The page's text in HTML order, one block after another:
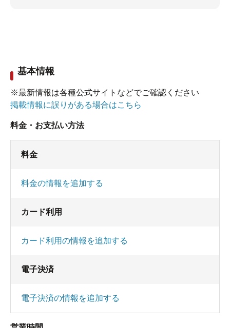
基本情報
※最新情報は各種公式サイトなどでご確認ください
掲載情報に誤りがある場合はこちら
料金・お支払い方法
料金
料金の情報を追加する
カード利用
カード利用の情報を追加する
電子決済
電子決済の情報を追加する